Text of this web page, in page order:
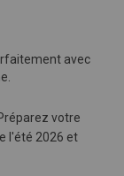
avec
votre
l'été 2026 et